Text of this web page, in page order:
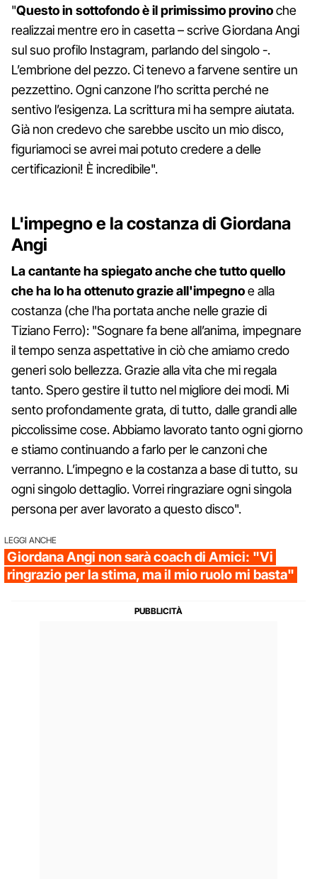
"Questo in sottofondo è il primissimo provinoche
realizzai mentre ero in casetta – scrive Giordana Angi
sul suo profilo Instagram, parlando del singolo -.
L’embrione del pezzo. Ci tenevo a farvene sentire un
pezzettino. Ogni canzone l’ho scritta perché ne
sentivo l’esigenza. La scrittura mi ha sempre aiutata.
Già non credevo che sarebbe uscito un mio disco,
figuriamoci se avrei mai potuto credere a delle
certificazioni! È incredibile".
L'impegno e la costanza di Giordana
Angi
La cantante ha spiegato anche che tutto quello
che ha lo ha ottenuto grazie all'impegnoe alla
costanza (che l'ha portata anche nelle grazie di
Tiziano Ferro): "Sognare fa bene all’anima, impegnare
il tempo senza aspettative in ciò che amiamo credo
generi solo bellezza. Grazie alla vita che mi regala
tanto. Spero gestire il tutto nel migliore dei modi. Mi
sento profondamente grata, di tutto, dalle grandi alle
piccolissime cose. Abbiamo lavorato tanto ogni giorno
e stiamo continuando a farlo per le canzoni che
verranno. L’impegno e la costanza a base di tutto, su
ogni singolo dettaglio. Vorrei ringraziare ogni singola
persona per aver lavorato a questo disco".
LEGGI ANCHE
Giordana Angi non sarà coach di Amici: "Vi
ringrazio per la stima, ma il mio ruolo mi basta"